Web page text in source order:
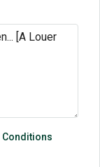
Conditions